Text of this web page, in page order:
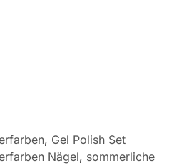
, Gel Polish Set
Nägel, sommerliche